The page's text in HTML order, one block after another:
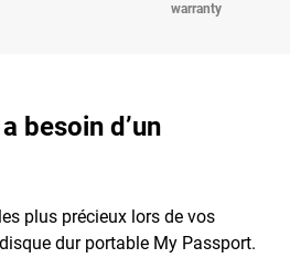
warranty
besoin d’un
plus précieux lors de vos
dur portable My Passport.